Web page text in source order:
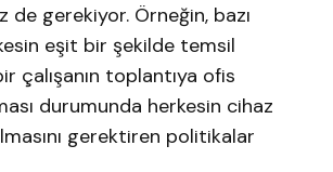
de gerekiyor. Örneğin, bazı
eşit bir şekilde temsil
çalışanın toplantıya ofis
durumunda herkesin cihaz
gerektiren politikalar